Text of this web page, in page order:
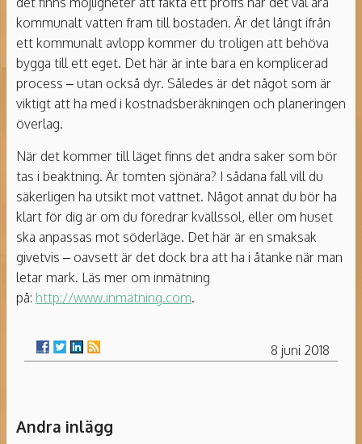
kommunalt vatten fram till bostaden. Är det långt ifrån
ett kommunalt avlopp kommer du troligen att behöva
bygga till ett eget. Det här är inte bara en komplicerad
process – utan också dyr. Således är det något som är
viktigt att ha med i kostnadsberäkningen och planeringen
överlag.
När det kommer till läget finns det andra saker som bör
tas i beaktning. Är tomten sjönära? I sådana fall vill du
säkerligen ha utsikt mot vattnet. Något annat du bör ha
klart för dig är om du föredrar kvällssol, eller om huset
ska anpassas mot söderläge. Det här är en smaksak
givetvis – oavsett är det dock bra att ha i åtanke när man
letar mark. Läs mer om inmätning
på: http://www.inmätning.com.
8 juni 2018
Andra inlägg